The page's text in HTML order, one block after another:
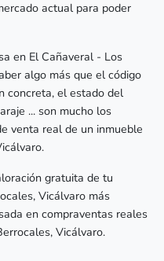
actual para poder
en El Cañaveral - Los
algo más que el código
concreta, el estado del
... son mucho los
venta real de un inmueble
gratuita de tu
Vicálvaro más
en compraventas reales
Vicálvaro.